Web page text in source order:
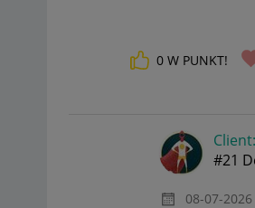
0 W PUNKT!
#21
‎08-07-2026